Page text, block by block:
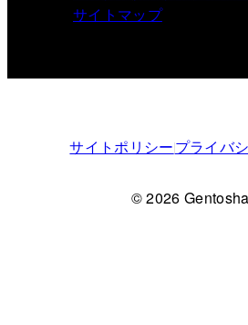
サイトマップ
サイトポリシープライバ
© 2026